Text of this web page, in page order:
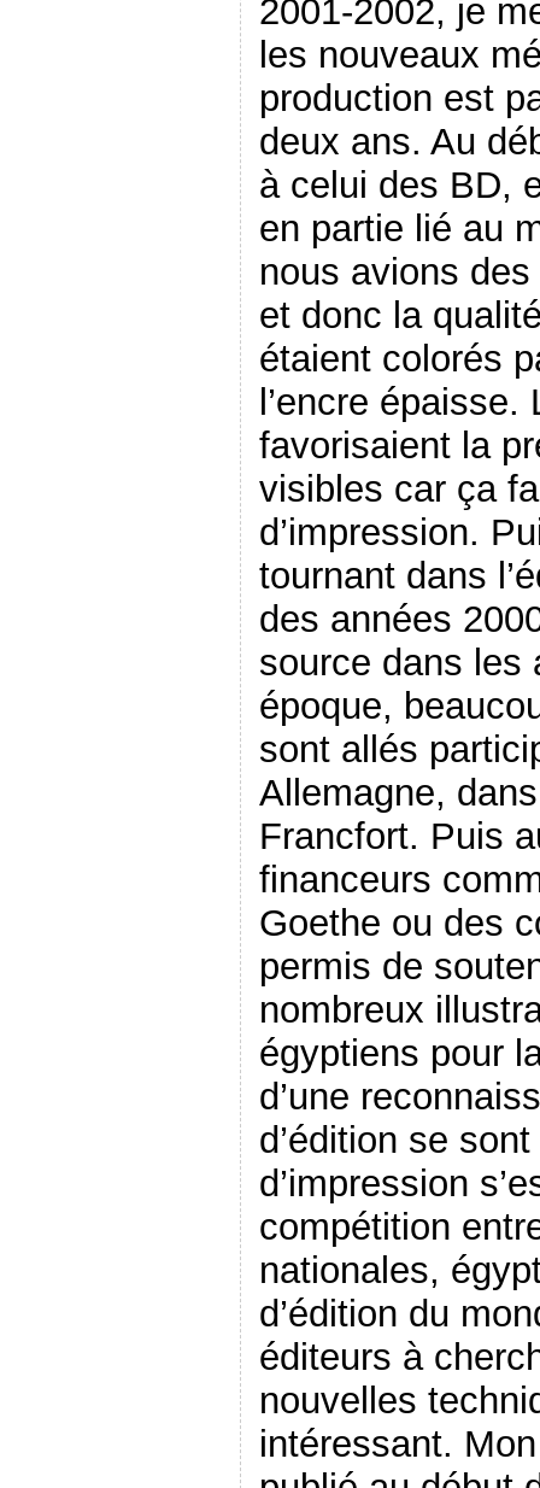
2001-2002, je
les nouveaux
production est
deux ans. Au
à celui des BD,
en partie lié au
nous avions
et donc la
étaient colorés
l’encre épaisse.
favorisaient la
visibles car ça
d’impression.
tournant dans
des années
source dans les
époque,
sont allés
Allemagne,
Francfort. Puis
financeurs
Goethe ou des
permis de
nombreux
égyptiens pour
d’une
d’édition se
d’impression
compétition
nationales,
d’édition du
éditeurs à
nouvelles
intéressant.